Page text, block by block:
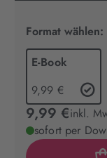
Format wählen:
E-Book
9,99 €
9,99 €inkl.
sofort per